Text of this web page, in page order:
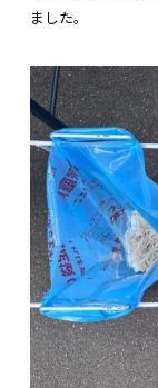
ました。